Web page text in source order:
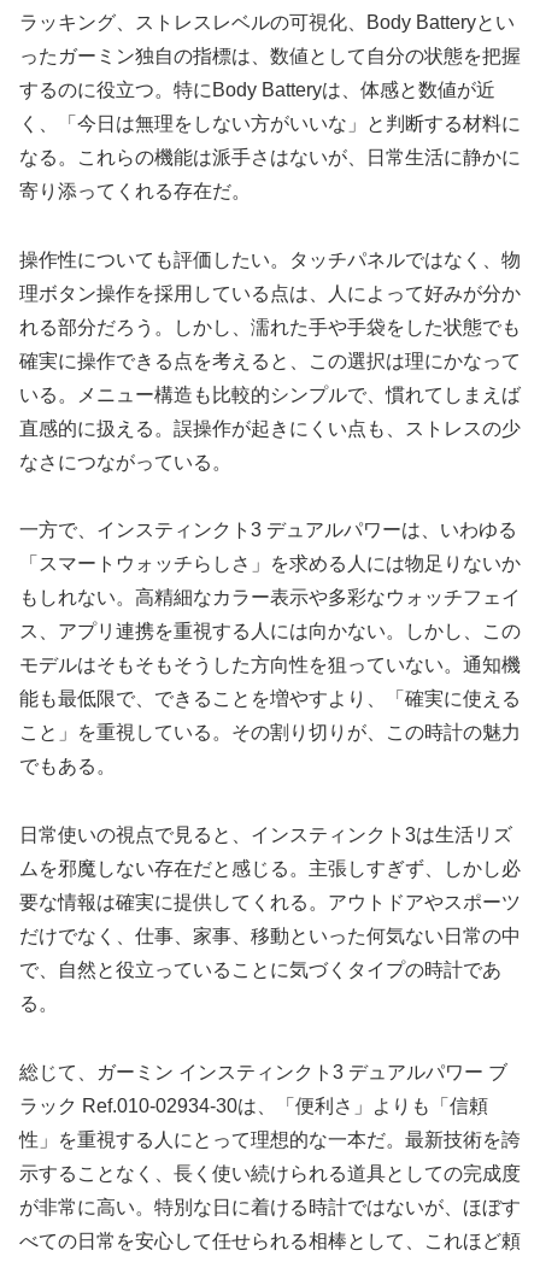
ラッキング、ストレスレベルの可視化、Body Batteryとい
ったガーミン独自の指標は、数値として自分の状態を把握
するのに役立つ。特にBody Batteryは、体感と数値が近
く、「今日は無理をしない方がいいな」と判断する材料に
なる。これらの機能は派手さはないが、日常生活に静かに
寄り添ってくれる存在だ。
操作性についても評価したい。タッチパネルではなく、物
理ボタン操作を採用している点は、人によって好みが分か
れる部分だろう。しかし、濡れた手や手袋をした状態でも
確実に操作できる点を考えると、この選択は理にかなって
いる。メニュー構造も比較的シンプルで、慣れてしまえば
直感的に扱える。誤操作が起きにくい点も、ストレスの少
なさにつながっている。
一方で、インスティンクト3 デュアルパワーは、いわゆる
「スマートウォッチらしさ」を求める人には物足りないか
もしれない。高精細なカラー表示や多彩なウォッチフェイ
ス、アプリ連携を重視する人には向かない。しかし、この
モデルはそもそもそうした方向性を狙っていない。通知機
能も最低限で、できることを増やすより、「確実に使える
こと」を重視している。その割り切りが、この時計の魅力
でもある。
日常使いの視点で見ると、インスティンクト3は生活リズ
ムを邪魔しない存在だと感じる。主張しすぎず、しかし必
要な情報は確実に提供してくれる。アウトドアやスポーツ
だけでなく、仕事、家事、移動といった何気ない日常の中
で、自然と役立っていることに気づくタイプの時計であ
る。
総じて、ガーミン インスティンクト3 デュアルパワー ブ
ラック Ref.010-02934-30は、「便利さ」よりも「信頼
性」を重視する人にとって理想的な一本だ。最新技術を誇
示することなく、長く使い続けられる道具としての完成度
が非常に高い。特別な日に着ける時計ではないが、ほぼす
べての日常を安心して任せられる相棒として、これほど頼